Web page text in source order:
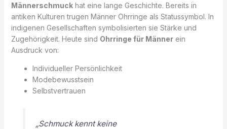
Männerschmuckhat eine lange Geschichte. Bereits in
antiken Kulturen trugen Männer Ohrringe als Statussymbol. In
indigenen Gesellschaften symbolisierten sie Stärke und
Zugehörigkeit. Heute sind Ohrringe für Männerein
Ausdruck von:
Individueller Persönlichkeit
Modebewusstsein
Selbstvertrauen
„Schmuck kennt keine